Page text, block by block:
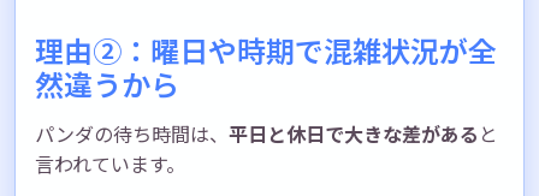
理由②：曜日や時期で混雑状況が全
然違うから
パンダの待ち時間は、 平日と休日で大きな差がある と
言われています。